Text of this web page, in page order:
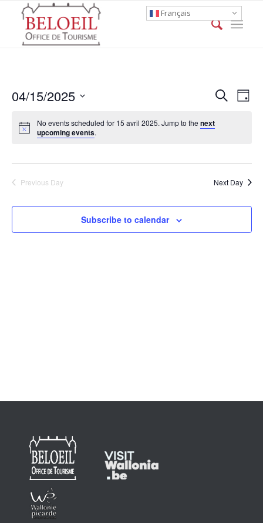
Events
and
Search
Day
04/15/2025
date.
No events scheduled for 15 avril 2025. Jump to the next
upcoming events.
Previous Day Next Day
Subscribe to calendar
Français